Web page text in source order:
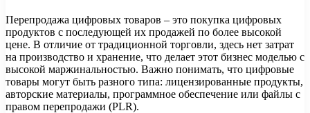
Перепродажа цифровых товаров – это покупка цифровых
продуктов с последующей их продажей по более высокой
цене. В отличие от традиционной торговли, здесь нет затрат
на производство и хранение, что делает этот бизнес моделью с
высокой маржинальностью. Важно понимать, что цифровые
товары могут быть разного типа: лицензированные продукты,
авторские материалы, программное обеспечение или файлы с
правом перепродажи (PLR).